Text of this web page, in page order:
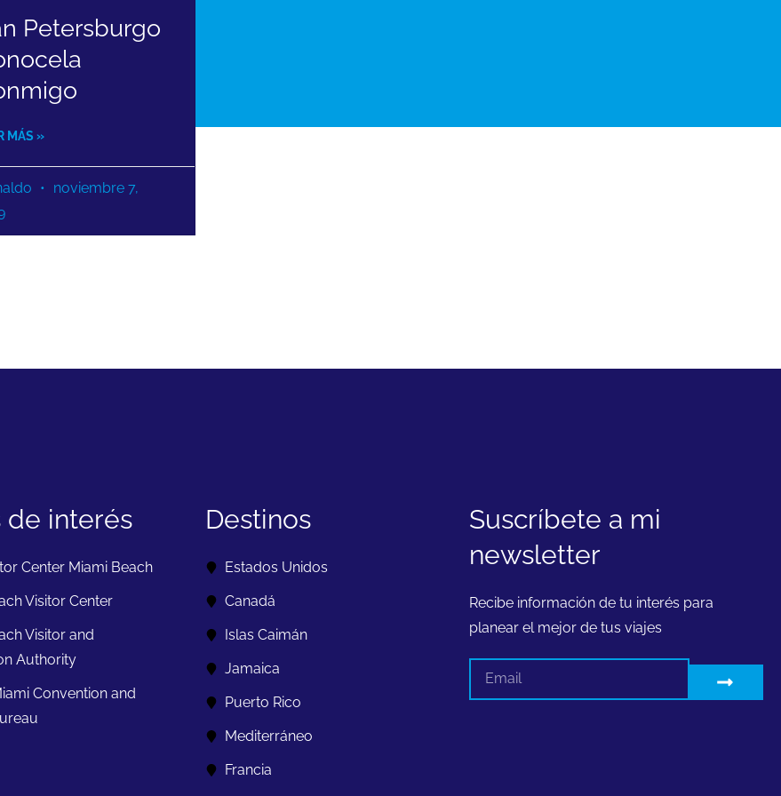
Petersburgo
MÁS »
noviembre 7,
de interés
Center Miami Beach
Visitor Center
Visitor and
Authority
Convention and
Destinos
Estados Unidos
Canadá
Islas Caimán
Jamaica
Puerto Rico
Mediterráneo
Francia
Suscríbete a mi
newsletter
Recibe información de tu interés para
planear el mejor de tus viajes